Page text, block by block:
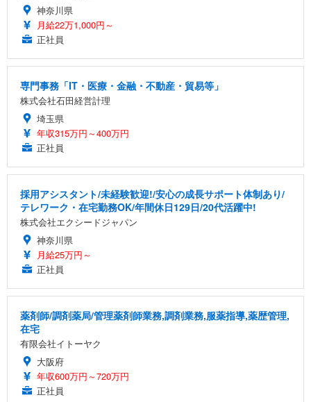
神奈川県
月給22万1,000円～
正社員
専門事務「IT・医療・金融・不動産・貿易等」
株式会社石田経営計理
埼玉県
年収315万円～400万円
正社員
採用アシスタント/未経験歓迎!/安心の成長サポート体制あり/
テレワーク・在宅勤務OK/年間休日129日/20代活躍中!
株式会社エクシードジャパン
神奈川県
月給25万円～
正社員
薬剤師/調剤薬局/管理薬剤師業務,調剤業務,服薬指導,薬歴管理,
在宅
有限会社イトーヤク
大阪府
年収600万円～720万円
正社員